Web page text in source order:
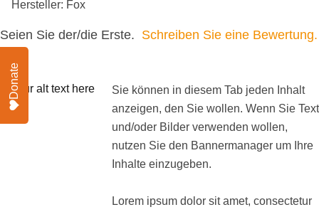
Hersteller: Fox
Seien Sie der/die Erste. Schreiben Sie eine Bewertung.
Sie können in diesem Tab jeden Inhalt
anzeigen, den Sie wollen. Wenn Sie Text
und/oder Bilder verwenden wollen,
nutzen Sie den Bannermanager um Ihre
Inhalte einzugeben.
Lorem ipsum dolor sit amet, consectetur
Donate